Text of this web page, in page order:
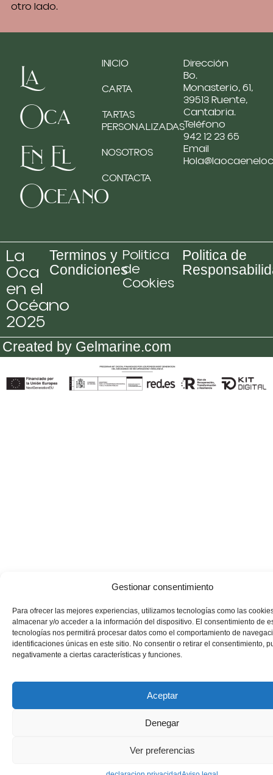
Gestionar consentimiento
Para ofrecer las mejores experiencias, utilizamos tecnologías como las
almacenar y/o acceder a la información del dispositivo. El consentimiento de
tecnologías nos permitirá procesar datos como el comportamiento de
identificaciones únicas en este sitio. No consentir o retirar el consentimiento,
negativamente a ciertas características y funciones.
Aceptar
Denegar
Ver preferencias
otro lado.
La
Oca
En El
Oceano
INICIO
CARTA
TARTAS
PERSONALIZADAS
NOSOTROS
CONTACTA
Dirección
Bo.
Monasterio, 61,
39513 Ruente,
Cantabria.
Teléfono
942 12 23 65
Email
La
Oca
en el
Océano
2025
Terminos y
Condiciones
Politica
de
Cookies
Politica de
Created by Gelmarine.com